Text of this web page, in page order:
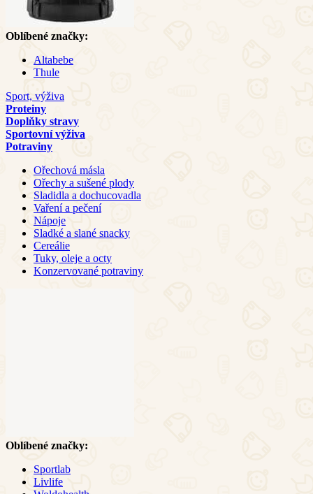
Oblíbené značky:
Altabebe
Thule
Sport, výživa
Proteiny
Doplňky stravy
Sportovní výživa
Potraviny
Ořechová másla
Ořechy a sušené plody
Sladidla a dochucovadla
Vaření a pečení
Nápoje
Sladké a slané snacky
Cereálie
Tuky, oleje a octy
Konzervované potraviny
Oblíbené značky:
Sportlab
Livlife